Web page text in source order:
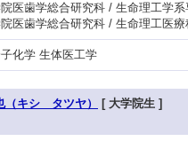
医歯学総合研究科 / 生命理工学
医歯学総合研究科 / 生命理工医
化学 生体医工学
キシ タツヤ） [ 大学院生 ]